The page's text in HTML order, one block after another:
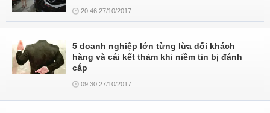
20:46 27/10/2017
5 doanh nghiệp lớn từng lừa dối khách
hàng và cái kết thảm khi niềm tin bị đánh
cắp
09:30 27/10/2017